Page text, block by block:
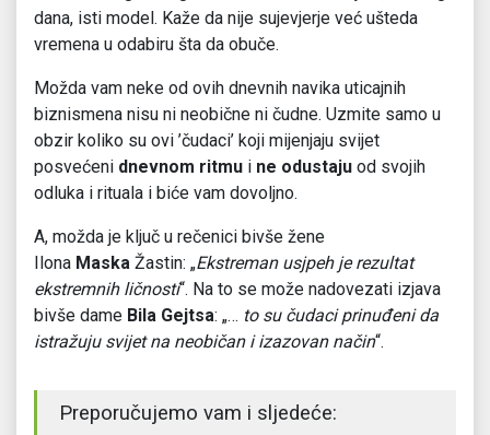
dana, isti model. Kaže da nije sujevjerje već ušteda
vremena u odabiru šta da obuče.
Možda vam neke od ovih dnevnih navika uticajnih
biznismena nisu ni neobične ni čudne. Uzmite samo u
obzir koliko su ovi ’čudaci’ koji mijenjaju svijet
posvećeni dnevnom ritmu i ne odustaju od svojih
odluka i rituala i biće vam dovoljno.
A, možda je ključ u rečenici bivše žene
Ilona Maska Žastin: „Ekstreman usjpeh je rezultat
ekstremnih ličnosti“. Na to se može nadovezati izjava
bivše dame Bila Gejtsa: „… to su čudaci prinuđeni da
istražuju svijet na neobičan i izazovan način“.
Preporučujemo vam i sljedeće: